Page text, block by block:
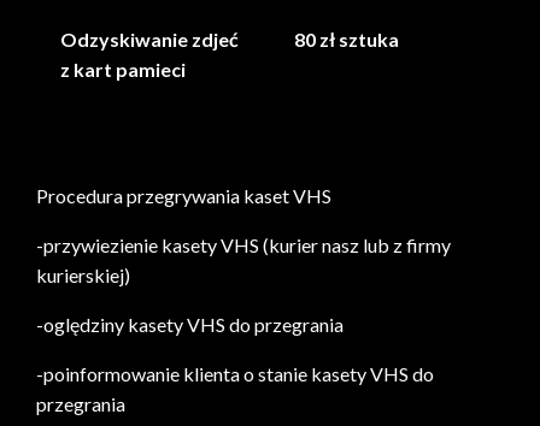
Odzyskiwanie zdjeć
z kart pamieci
80 zł sztuka
Procedura przegrywania kaset VHS
-przywiezienie kasety VHS (kurier nasz lub z firmy
kurierskiej)
-oględziny kasety VHS do przegrania
-poinformowanie klienta o stanie kasety VHS do
przegrania